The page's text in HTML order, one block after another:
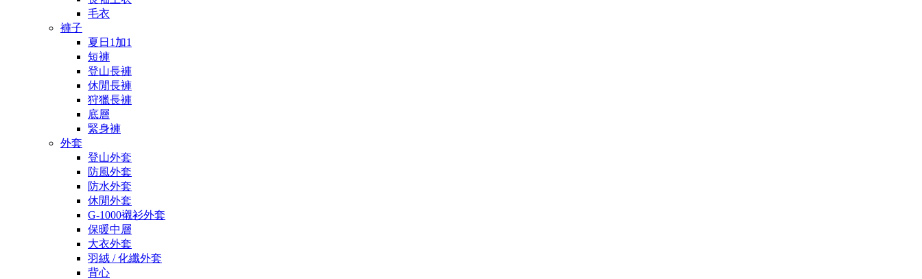
毛衣
褲子
夏日1加1
短褲
登山長褲
休閒長褲
狩獵長褲
底層
緊身褲
外套
登山外套
防風外套
防水外套
休閒外套
G-1000襯衫外套
保暖中層
大衣外套
羽絨 / 化纖外套
背心